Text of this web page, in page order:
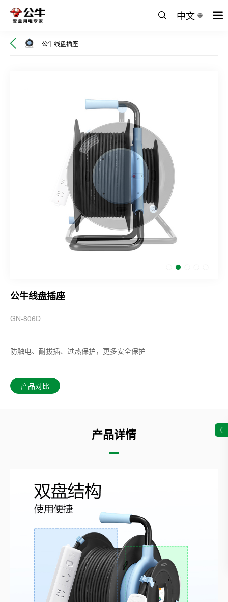
中文
公牛线盘插座
公牛线盘插座
GN-806D
防触电、耐拔插、过热保护，更多安全保护
产品对比
产品详情